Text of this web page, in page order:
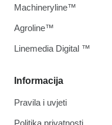
Informacija
Pravila i uvjeti
Machineryline™
Agroline™
Linemedia Digital ™